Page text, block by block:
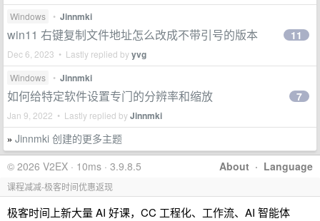
Windows • Jinnmki
win11 右键复制文件地址怎么改成不带引号的版本
Dec 6, 2023 • Lastly replied byyvg
11
Windows • Jinnmki
如何给特定软件设置专门的分辨率和缩放
Jan 9, 2022 • Lastly replied byJinnmki
7
» Jinnmki 创建的更多主题
About · Language
© 2026 V2EX · 10ms · 3.9.8.5
课程减减-极客时间优惠返现
极客时间上新大量 AI 好课，CC 工程化、工作流、AI 智能体